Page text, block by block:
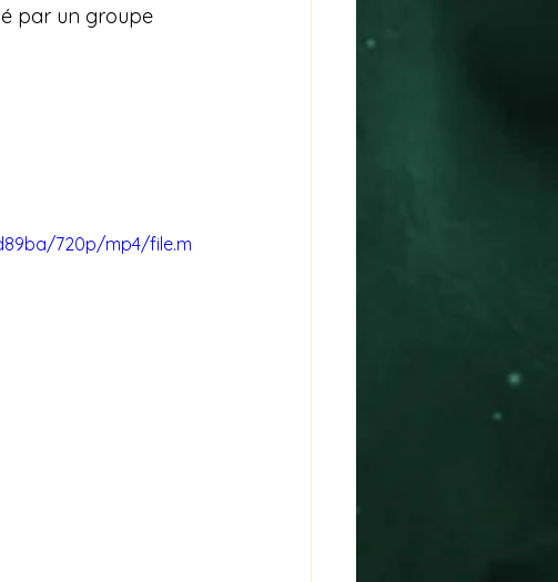
par un groupe
720p/mp4/file.m